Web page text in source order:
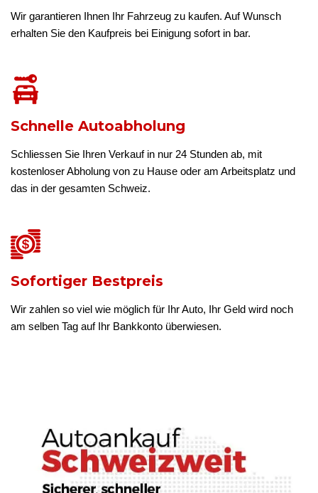
Wir garantieren Ihnen Ihr Fahrzeug zu kaufen. Auf Wunsch
erhalten Sie den Kaufpreis bei Einigung sofort in bar.
Schnelle Autoabholung
Schliessen Sie Ihren Verkauf in nur 24 Stunden ab, mit
kostenloser Abholung von zu Hause oder am Arbeitsplatz und
das in der gesamten Schweiz.
Sofortiger Bestpreis
Wir zahlen so viel wie möglich für Ihr Auto, Ihr Geld wird noch
am selben Tag auf Ihr Bankkonto überwiesen.